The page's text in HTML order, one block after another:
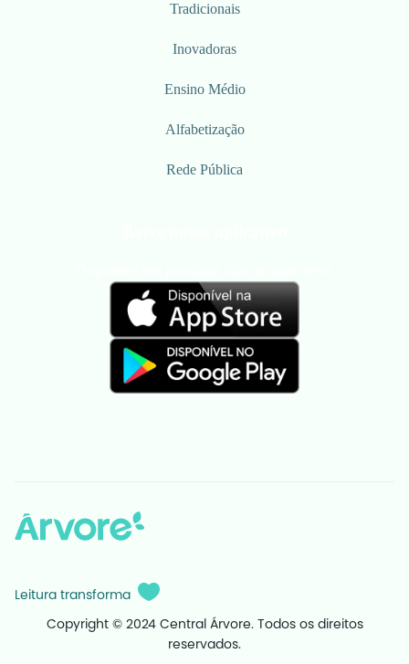
Tradicionais
Inovadoras
Ensino Médio
Alfabetização
Rede Pública
Leitura transforma
Copyright © 2024 Central Árvore. Todos os direitos
reservados.